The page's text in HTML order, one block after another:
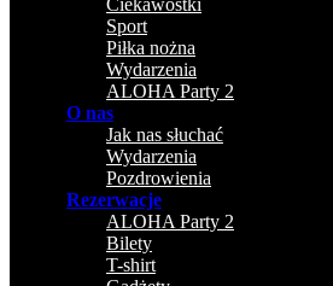
Ciekawostki
Sport
Piłka nożna
Wydarzenia
ALOHA Party 2
O nas
Jak nas słuchać
Wydarzenia
Pozdrowienia
Rezerwacje
ALOHA Party 2
Bilety
T-shirt